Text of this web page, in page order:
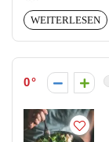
WEITERLESEN
0